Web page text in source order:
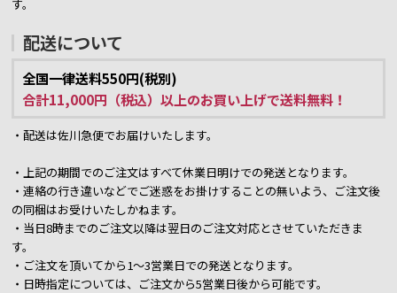
す。
配送について
全国一律送料550円(税別)
合計11,000円（税込）以上のお買い上げで送料無料！
・配送は佐川急便でお届けいたします。
・上記の期間でのご注文はすべて休業日明けでの発送となります。
・連絡の行き違いなどでご迷惑をお掛けすることの無いよう、ご注文後
の同梱はお受けいたしかねます。
・当日8時までのご注文以降は翌日のご注文対応とさせていただきま
す。
・ご注文を頂いてから1～3営業日での発送となります。
・日時指定については、ご注文から5営業日後から可能です。